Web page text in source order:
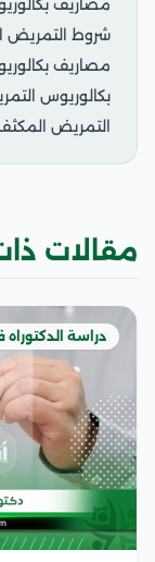
مصاريف
شروط التمريض
مصاريف
بكالوريوس
التمريض
مقالات
دراسة